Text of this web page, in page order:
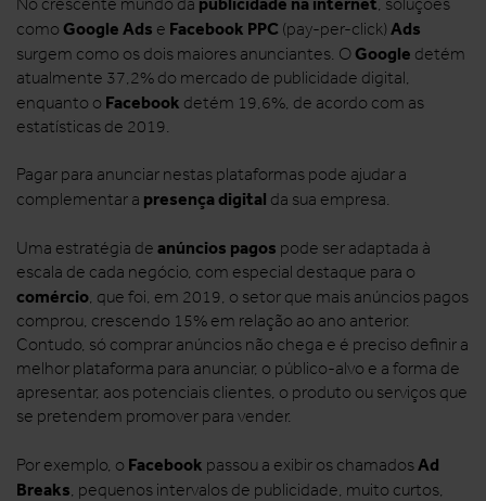
como Google Ads e Facebook PPC (pay-per-click) Ads
surgem como os dois maiores anunciantes. O Google detém
atualmente 37,2% do mercado de publicidade digital,
enquanto o Facebook detém 19,6%, de acordo com as
estatísticas de 2019.
Pagar para anunciar nestas plataformas pode ajudar a
complementar a presença digital da sua empresa.
Uma estratégia de anúncios pagos pode ser adaptada à
escala de cada negócio, com especial destaque para o
comércio, que foi, em 2019, o setor que mais anúncios pagos
comprou, crescendo 15% em relação ao ano anterior.
Contudo, só comprar anúncios não chega e é preciso definir a
melhor plataforma para anunciar, o público-alvo e a forma de
apresentar, aos potenciais clientes, o produto ou serviços que
se pretendem promover para vender.
Por exemplo, o Facebook passou a exibir os chamadosAd
Breaks, pequenos intervalos de publicidade, muito curtos,